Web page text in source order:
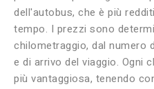
dell'autobus, che è più
tempo. I prezzi sono
chilometraggio, dal numero
e di arrivo del viaggio. Ogni
più vantaggiosa, tenendo